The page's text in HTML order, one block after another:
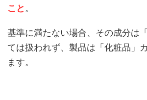
こと 。
基準に満たない場合、その成分は
ては扱われず、製品は「化粧品」
ます。